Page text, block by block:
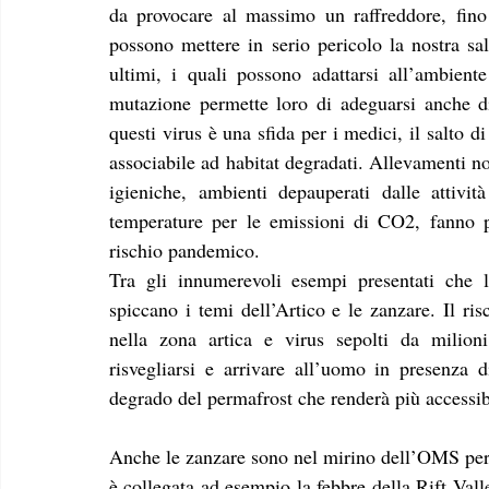
da provocare al massimo un raffreddore,
possono mettere in serio pericolo la nostra
ultimi, i quali possono adattarsi
mutazione permette loro di adeguarsi
questi virus è una sfida per i medici, il salto
associabile ad habitat degradati. Allevamenti
igieniche, ambienti depauperati dalle
temperature per le emissioni di CO2, fanno
rischio pandemico.
Tra gli innumerevoli esempi presentati
spiccano i temi dell’Artico e le zanzare. Il
nella zona artica e virus sepolti da
risvegliarsi e arrivare all’uomo in presenza
degrado del permafrost che renderà più
Anche le zanzare sono nel mirino dell’OMS